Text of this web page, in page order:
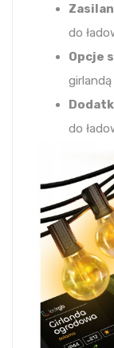
do
Opcje
girlandą
do